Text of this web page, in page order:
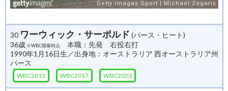
30 ワーウィック・サーポルド (パース・ヒート)
36歳 ※WBC開幕時点
本職：先発 右投右打
1990年1月16日生／出身地：オーストラリア 西オーストラリア州
パース
WBC2013 WBC2017 WBC2023